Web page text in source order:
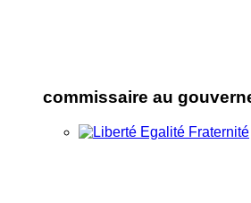
commissaire au